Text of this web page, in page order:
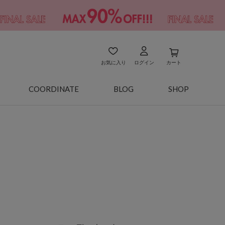
お気に入り ログイン カート
COORDINATE BLOG SHOP